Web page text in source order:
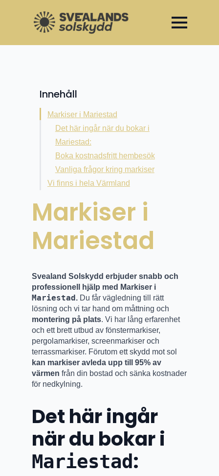
Invigning av vårt showroom –
Unika öppningserbjudanden t.o.m 30 april
Innehåll
Markiser i Mariestad
Det här ingår när du bokar i
Mariestad:
Boka kostnadsfritt hembesök
Vanliga frågor kring markiser
Vi finns i hela Värmland
Markiser i
Mariestad
Svealand Solskydd erbjuder snabb och
professionell hjälp med Markiser i
Mariestad.Du får vägledning till rätt
lösning och vi tar hand om måttning och
montering på plats. Vi har lång erfarenhet
och ett brett utbud av fönstermarkiser,
pergolamarkiser, screenmarkiser och
terrassmarkiser. Förutom ett skydd mot sol
kan markiser avleda upp till 95% av
värmen från din bostad och sänka kostnader
för nedkylning.
Det här ingår
när du bokar i
Mariestad :